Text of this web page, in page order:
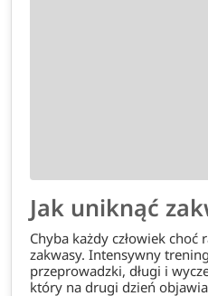
Jak uniknąć
Chyba każdy człowiek choć
zakwasy. Intensywny
przeprowadzki, długi i
który na drugi dzień